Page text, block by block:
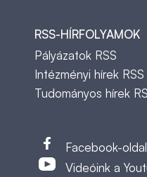
RSS-HÍRFOLYAMOK
Pályázatok RSS
Intézményi hírek RSS
Tudományos hírek
Facebook-
Videóink a